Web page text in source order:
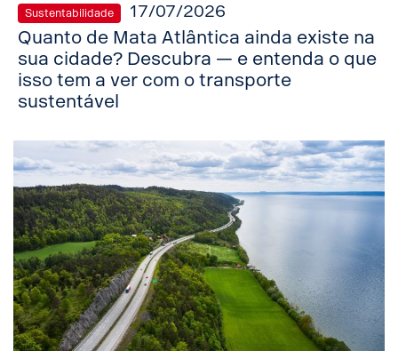
Sustentabilidade 17/07/2026
Quanto de Mata Atlântica ainda existe na
sua cidade? Descubra — e entenda o que
isso tem a ver com o transporte
sustentável